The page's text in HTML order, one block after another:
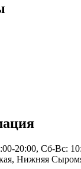
20:00, Сб-Вс:
Нижняя